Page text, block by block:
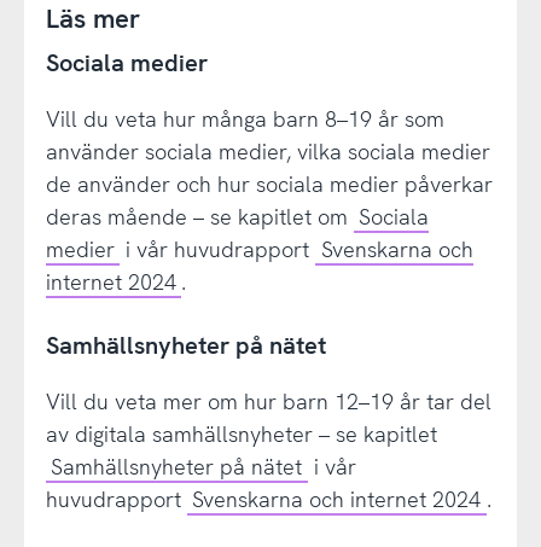
Läs mer
Sociala medier
Vill du veta hur många barn 8–19 år som
använder sociala medier, vilka sociala medier
de använder och hur sociala medier påverkar
deras mående – se kapitlet om Sociala
medier i vår huvudrapport Svenskarna och
internet 2024 .
Samhällsnyheter på nätet
Vill du veta mer om hur barn 12–19 år tar del
av digitala samhällsnyheter – se kapitlet
Samhällsnyheter på nätet i vår
huvudrapport Svenskarna och internet 2024 .